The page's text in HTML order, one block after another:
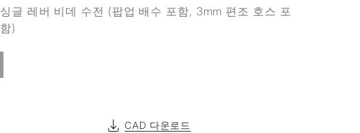
싱글 레버 비데 수전 (팝업 배수 포함, 3mm 편조 호스 포
함)
CAD 다운로드